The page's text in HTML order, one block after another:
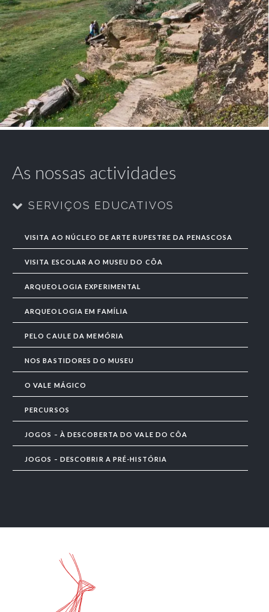
As nossas actividades
SERVIÇOS EDUCATIVOS
VISITA AO NÚCLEO DE ARTE RUPESTRE DA PENASCOSA
VISITA ESCOLAR AO MUSEU DO CÔA
ARQUEOLOGIA EXPERIMENTAL
ARQUEOLOGIA EM FAMÍLIA
PELO CAULE DA MEMÓRIA
NOS BASTIDORES DO MUSEU
O VALE MÁGICO
PERCURSOS
JOGOS – À DESCOBERTA DO VALE DO CÔA
JOGOS – DESCOBRIR A PRÉ-HISTÓRIA